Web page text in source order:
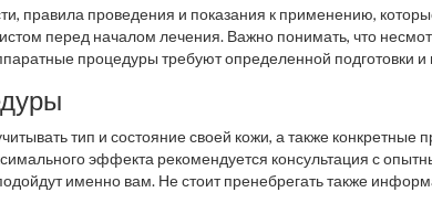
правила проведения и показания к применению,
перед началом лечения. Важно понимать, что
процедуры требуют определенной подготовки
процессы регенерации.
тип и состояние своей кожи, а также конкретные
эффекта рекомендуется консультация с
именно вам. Не стоит пренебрегать также